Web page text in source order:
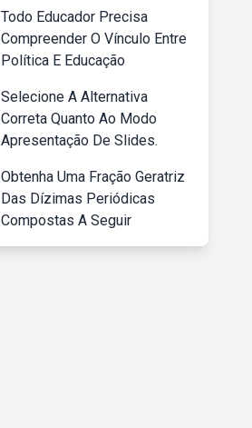
Todo Educador Precisa
Compreender O Vínculo Entre
Política E Educação
Selecione A Alternativa
Correta Quanto Ao Modo
Apresentação De Slides.
Obtenha Uma Fração Geratriz
Das Dízimas Periódicas
Compostas A Seguir